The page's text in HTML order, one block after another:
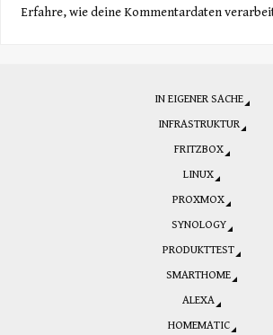
Erfahre, wie deine Kommentardaten
IN EIGENER SACHE
INFRASTRUKTUR
FRITZBOX
LINUX
PROXMOX
SYNOLOGY
PRODUKTTEST
SMARTHOME
ALEXA
HOMEMATIC